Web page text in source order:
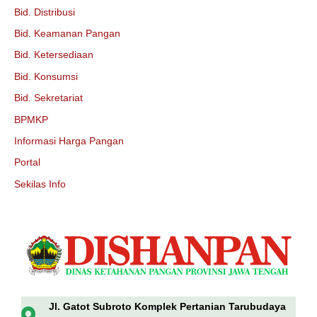
Bid. Distribusi
Bid. Keamanan Pangan
Bid. Ketersediaan
Bid. Konsumsi
Bid. Sekretariat
BPMKP
Informasi Harga Pangan
Portal
Sekilas Info
Jl. Gatot Subroto Komplek Pertanian Tarubudaya